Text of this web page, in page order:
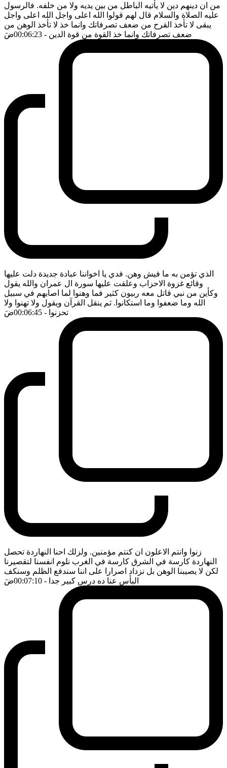
من ان دينهم دين لا يأتيه الباطل من بين يديه ولا من خلفه. فالرسول
عليه الصلاة والسلام قال لهم قولوا الله اعلى واجل الله اعلى واجل
يبقى لا تأخذ القرح من ضعف تصرفاتك وانما خذ لا تأخذ الوهن من
ضعف تصرفاتك وانما خذ القوة من قوة الدين - 00:06:23 ضَ
الذي تؤمن به ما فيش وهن. فدي يا اخواننا عبادة جديدة دلت عليها
وقائع غزوة الاحزاب وعلقت عليها سورة ال عمران والله يقول
وكأين من نبي قاتل معه ربيون كثير فما وهنوا لما اصابهم في سبيل
الله وما ضعفوا وما استكانوا. ثم ينقل القرآن ويقول ولا تهنوا ولا
تحزنوا - 00:06:45 ضَ
زنوا وانتم الاعلون ان كنتم مؤمنين. ولزلك احنا النهاردة تحصل
النهاردة كارسة في الشرق كارسة في الغرب نلوم انفسنا لتقصيرنا
لكن لا يصيبنا الوهن بل نزداد اصرارا على اننا سندفع الظلم وسنكف
البأس عنا ده درس كبير جدا - 00:07:10 ضَ